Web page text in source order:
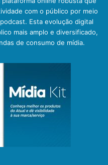
com o público por meio
Esta evolução digital
mais amplo e diversificado,
de consumo de mídia.